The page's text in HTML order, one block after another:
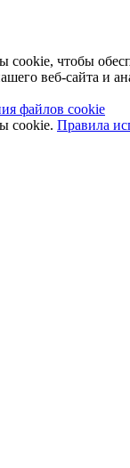
чтобы
веб-сайта и
файлов cookie
cookie. Правила